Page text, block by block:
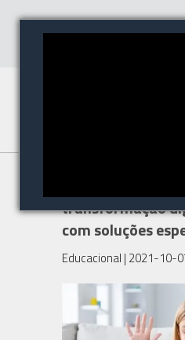
transformação
com soluções
Educacional | 2021-10-